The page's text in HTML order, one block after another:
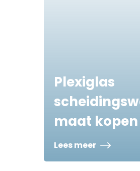
Plexiglas
maat kopen
Lees meer